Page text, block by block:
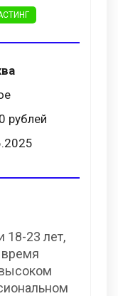
рублей
18-23 лет,